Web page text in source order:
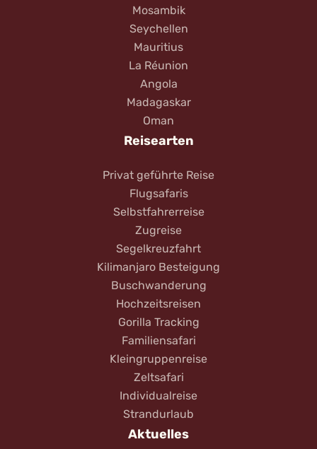
Mosambik
Seychellen
Mauritius
La Réunion
Angola
Madagaskar
Oman
Reisearten
Privat geführte Reise
Flugsafaris
Selbstfahrerreise
Zugreise
Segelkreuzfahrt
Kilimanjaro Besteigung
Buschwanderung
Hochzeitsreisen
Gorilla Tracking
Familiensafari
Kleingruppenreise
Zeltsafari
Individualreise
Strandurlaub
Aktuelles